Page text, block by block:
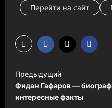
Перейти на сайт
Н
а
в
Предыдущий
Фидан Гафаров —
интересные факты